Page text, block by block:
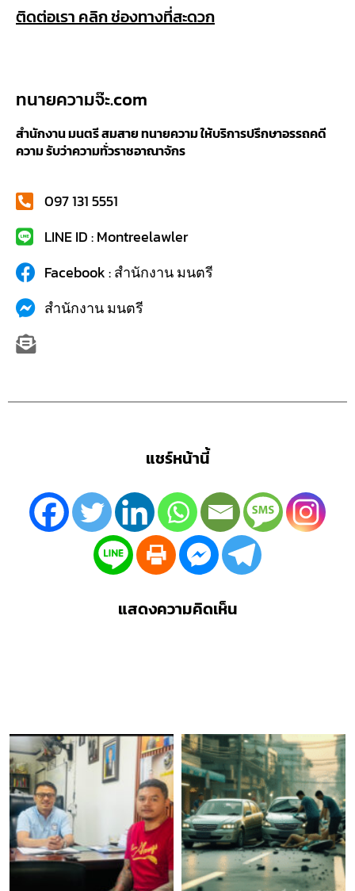
ติดต่อเรา คลิก ช่องทางที่สะดวก
ทนายความจ๊ะ.com
สำนักงาน มนตรี สมสาย ทนายความ ให้บริการปรึกษาอรรถคดี
ความ รับว่าความทั่วราชอาณาจักร
097 131 5551
LINE ID : Montreelawler
Facebook : สำนักงาน มนตรี
สำนักงาน มนตรี
แชร์หน้านี้
แสดงความคิดเห็น